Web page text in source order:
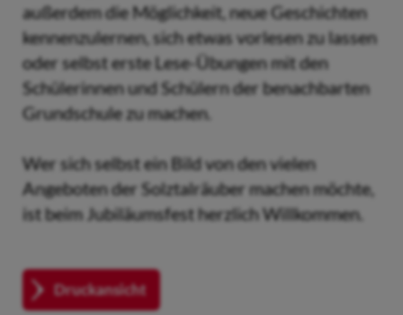
außerdem die Möglichkeit, neue Geschichten
kennenzulernen, sich etwas vorlesen zu lassen
oder selbst erste Lese-Übungen mit den
Schülerinnen und Schülern der benachbarten
Grundschule zu machen.
Wer sich selbst ein Bild von den vielen
Angeboten der Solztalräuber machen möchte,
ist beim Jubiläumsfest herzlich Willkommen.
Druckansicht